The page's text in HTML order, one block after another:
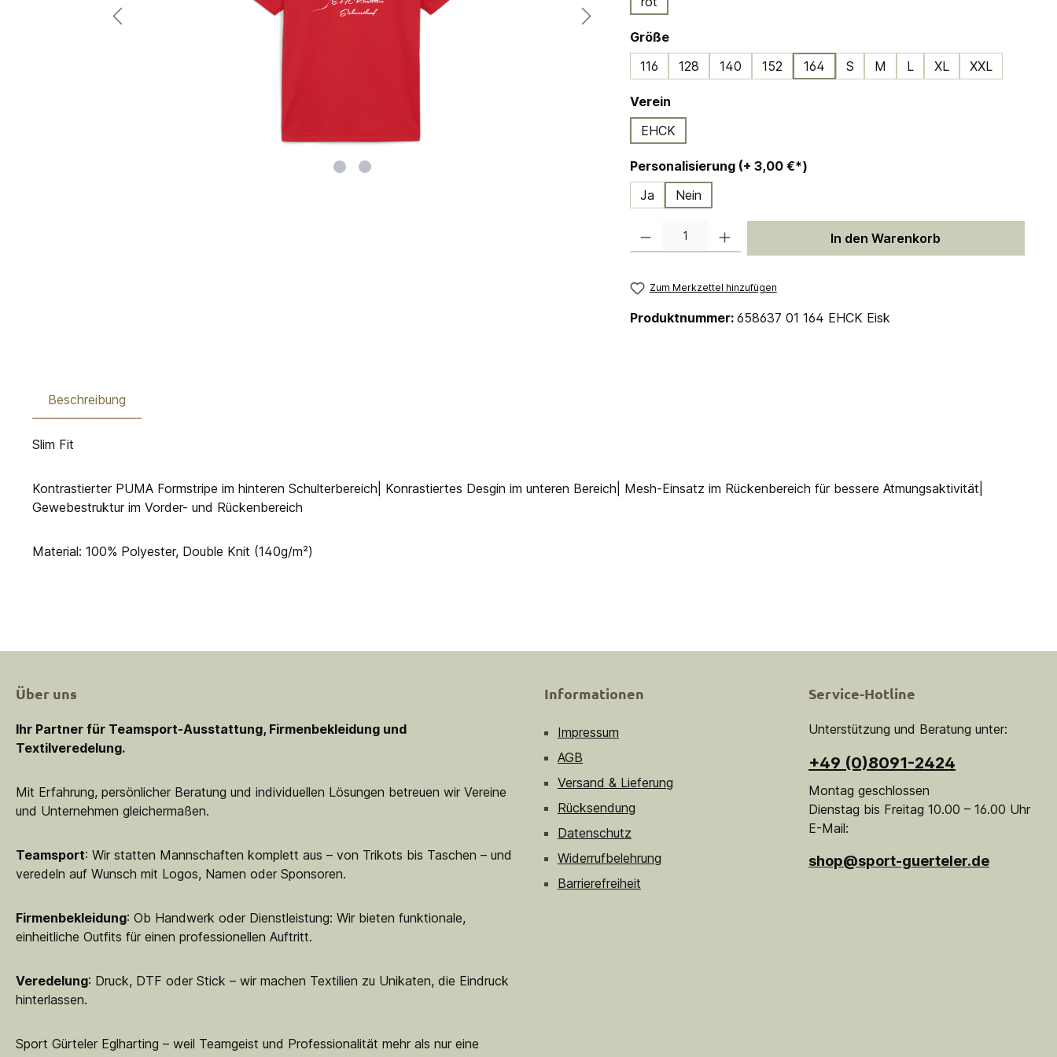
Größeauswählen
116
128 140 152 164 S M L XL XXL
Vereinauswählen
EHCK
Personalisierung (+ 3,00 €*)auswählen
Ja
Nein
In den Warenkorb
Zum Merkzettel hinzufügen
Produktnummer: 658637 01 164 EHCK Eisk
Beschreibung
Slim Fit
Kontrastierter PUMA Formstripe im hinteren Schulterbereich| Konrastiertes Desgin im unteren Bereich| Mesh-Einsatz im Rückenbereich für bessere Atmungsaktivität|
Gewebestruktur im Vorder- und Rückenbereich
Material: 100% Polyester, Double Knit (140g/m²)
Über uns
Ihr Partner für Teamsport-Ausstattung, Firmenbekleidung und
Textilveredelung.
Mit Erfahrung, persönlicher Beratung und individuellen Lösungen betreuen wir Vereine
und Unternehmen gleichermaßen.
Teamsport: Wir statten Mannschaften komplett aus – von Trikots bis Taschen – und
veredeln auf Wunsch mit Logos, Namen oder Sponsoren.
Firmenbekleidung: Ob Handwerk oder Dienstleistung: Wir bieten funktionale,
einheitliche Outfits für einen professionellen Auftritt.
Veredelung: Druck, DTF oder Stick – wir machen Textilien zu Unikaten, die Eindruck
hinterlassen.
Sport Gürteler Eglharting – weil Teamgeist und Professionalität mehr als nur eine
Informationen
Impressum
AGB
Versand & Lieferung
Rücksendung
Datenschutz
Widerrufbelehrung
Barrierefreiheit
Service-Hotline
Unterstützung und Beratung unter:
+49 (0)8091-2424
Montag geschlossen
Dienstag bis Freitag 10.00 – 16.00 Uhr
E-Mail:
shop@sport-guerteler.de